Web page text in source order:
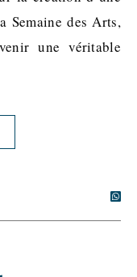
Semaine des Arts,
une véritable